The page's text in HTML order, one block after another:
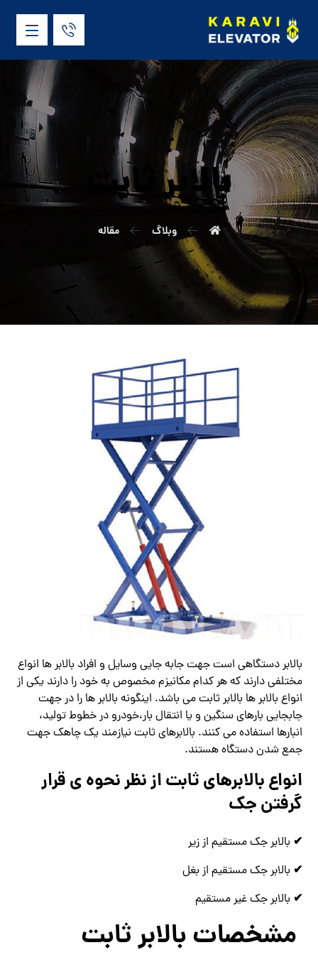
بالابر ثابت
وبلاگ مقاله
بالابر دستگاهی است جهت جابه جایی وسایل و افراد بالابر ها انواع
مختلفی دارند که هر کدام مکانیزم مخصوص به خود را دارند یکی از
انواع بالابر ها بالابر ثابت می باشد. اینگونه بالابر ها را در جهت
جابجایی بارهای سنگین و یا انتقال بار،خودرو در خطوط تولید،
انبارها استفاده می کنند. بالابرهای ثابت نیازمند یک چاهک جهت
جمع شدن دستگاه هستند.
انواع بالابرهای ثابت از نظر نحوه ی قرار
گرفتن جک
✔ بالابر جک مستقیم از زیر
✔ بالابر جک مستقیم از بغل
✔ بالابر جک غیر مستقیم
مشخصات بالابر ثابت